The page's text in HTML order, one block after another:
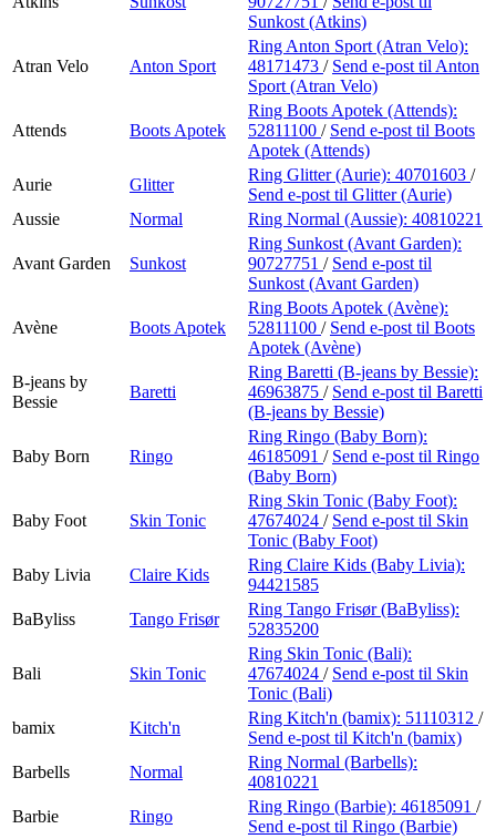
Sunkost (Atkins)
Atran Velo Anton Sport
Ring Anton Sport (Atran Velo):
48171473 / Send e-post til Anton
Sport (Atran Velo)
Attends Boots Apotek
Ring Boots Apotek (Attends):
52811100 / Send e-post til Boots
Apotek (Attends)
Aurie
Glitter
Ring Glitter (Aurie): 40701603 /
Send e-post til Glitter (Aurie)
Aussie
Normal Ring Normal (Aussie): 40810221
Avant Garden Sunkost
Ring Sunkost (Avant Garden):
90727751 / Send e-post til
Sunkost (Avant Garden)
Avène Boots Apotek
Ring Boots Apotek (Avène):
52811100 / Send e-post til Boots
Apotek (Avène)
B-jeans by
Bessie
Baretti
Ring Baretti (B-jeans by Bessie):
46963875 / Send e-post til Baretti
(B-jeans by Bessie)
Baby Born Ringo
Ring Ringo (Baby Born):
46185091 / Send e-post til Ringo
(Baby Born)
Baby Foot Skin Tonic
Ring Skin Tonic (Baby Foot):
47674024 / Send e-post til Skin
Tonic (Baby Foot)
Baby Livia
Claire Kids
Ring Claire Kids (Baby Livia):
94421585
BaByliss
Tango Frisør
Ring Tango Frisør (BaByliss):
52835200
Bali Skin Tonic
Ring Skin Tonic (Bali):
47674024 / Send e-post til Skin
Tonic (Bali)
bamix
Kitch'n
Ring Kitch'n (bamix): 51110312 /
Send e-post til Kitch'n (bamix)
Barbells
Normal
Ring Normal (Barbells):
40810221
Barbie
Ringo
Ring Ringo (Barbie): 46185091 /
Send e-post til Ringo (Barbie)